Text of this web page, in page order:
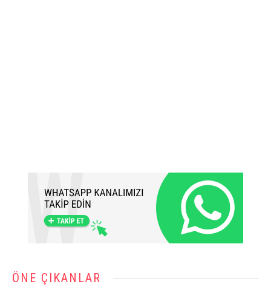
ÖNE ÇIKANLAR